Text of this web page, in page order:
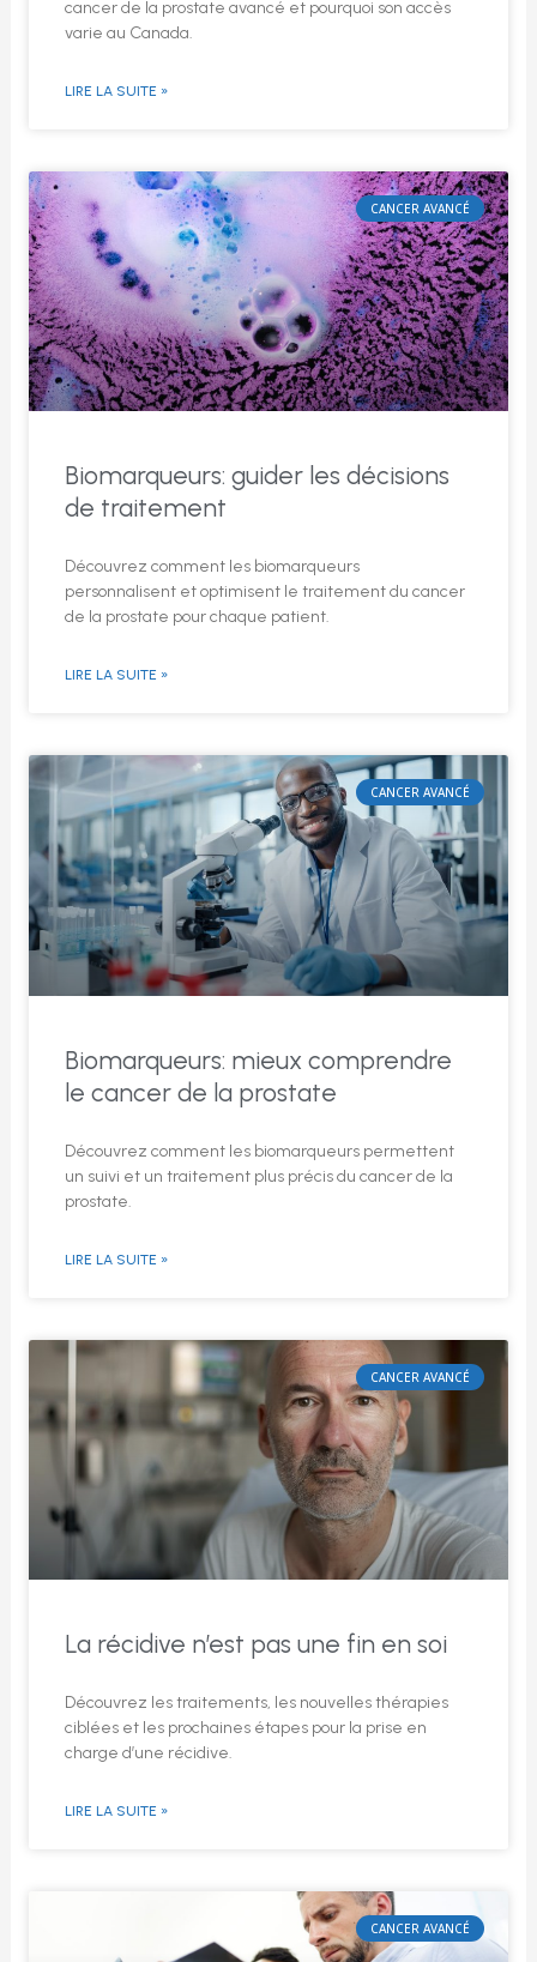
cancer de la prostate avancé et pourquoi son accès
varie au Canada.
LIRE LA SUITE »
CANCER AVANCÉ
Biomarqueurs: guider les décisions
de traitement
Découvrez comment les biomarqueurs
personnalisent et optimisent le traitement du cancer
de la prostate pour chaque patient.
LIRE LA SUITE »
CANCER AVANCÉ
Biomarqueurs: mieux comprendre
le cancer de la prostate
Découvrez comment les biomarqueurs permettent
un suivi et un traitement plus précis du cancer de la
prostate.
LIRE LA SUITE »
CANCER AVANCÉ
La récidive n’est pas une fin en soi
Découvrez les traitements, les nouvelles thérapies
ciblées et les prochaines étapes pour la prise en
charge d’une récidive.
LIRE LA SUITE »
CANCER AVANCÉ